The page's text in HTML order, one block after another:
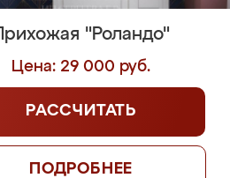
Прихожая "Роландо"
Цена: 29 000 руб.
РАССЧИТАТЬ
ПОДРОБНЕЕ